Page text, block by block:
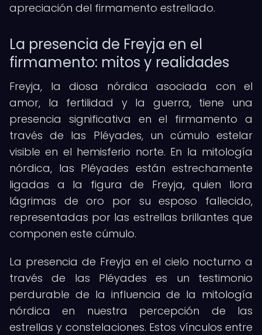
apreciación del firmamento estrellado.
La presencia de Freyja en el
firmamento: mitos y realidades
Freyja, la diosa nórdica asociada con el
amor, la fertilidad y la guerra, tiene una
presencia significativa en el firmamento a
través de las Pléyades, un cúmulo estelar
visible en el hemisferio norte. En la mitología
nórdica, las Pléyades están estrechamente
ligadas a la figura de Freyja, quien llora
lágrimas de oro por su esposo fallecido,
representadas por las estrellas brillantes que
componen este cúmulo.
La presencia de Freyja en el cielo nocturno a
través de las Pléyades es un testimonio
perdurable de la influencia de la mitología
nórdica en nuestra percepción de las
estrellas y constelaciones. Estos vínculos entre